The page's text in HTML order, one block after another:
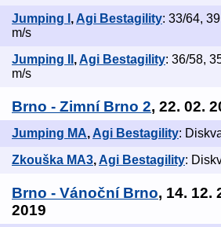
Jumping I , Agi Bestagility: 33/64,
m/s
Jumping II ,Agi Bestagility: 36/58,
m/s
Brno - Zimní Brno 2, 22. 02.
Jumping MA, Agi Bestagility:
Zkouška MA3,Agi Bestagility:
Brno - Vánoční Brno, 14. 12.
2019